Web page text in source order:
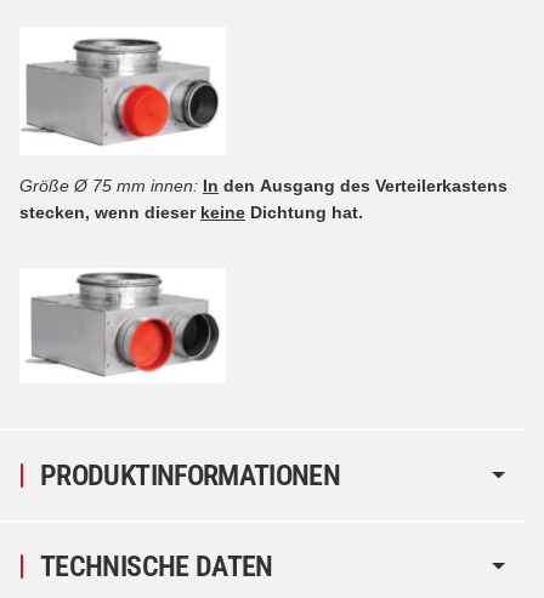
PRODUKTINFORMATIONEN
Größe Ø 75 mm innen: In den Ausgang des Verteilerkastens
stecken, wenn dieser keine Dichtung hat.
TECHNISCHE DATEN